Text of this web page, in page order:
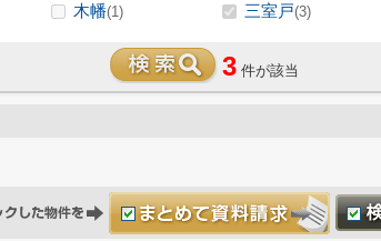
木幡(1) 三室戸(3)
3 件が該当